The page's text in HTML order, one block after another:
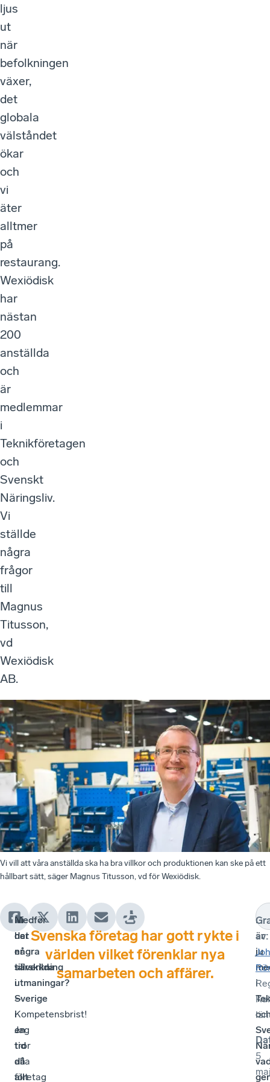
ljus
ut
när
befolkningen
växer,
det
globala
välståndet
ökar
och
vi
äter
alltmer
på
restaurang.
Wexiödisk
har
nästan
200
anställda
och
är
medlemmar
i
Teknikföretagen
och
Svenskt
Näringsliv.
Vi
ställde
några
frågor
till
Magnus
Titusson,
vd
Wexiödisk
AB.
Vi vill att våra anställda ska ha bra villkor och produktionen kan ske på ett
hållbart sätt, säger Magnus Titusson, vd för Wexiödisk.
Ni
har
er
tillverkning
i
Sverige
i
en
tid
då
allt
Medför
det
några
särskilda
utmaningar?
–
Kompetensbrist!
Jag
tror
alla
företag
Svenska företag har gott rykte i
världen vilket förenklar nya
samarbeten och affärer.
Ni
är
ju
i
ger
av:
län
5